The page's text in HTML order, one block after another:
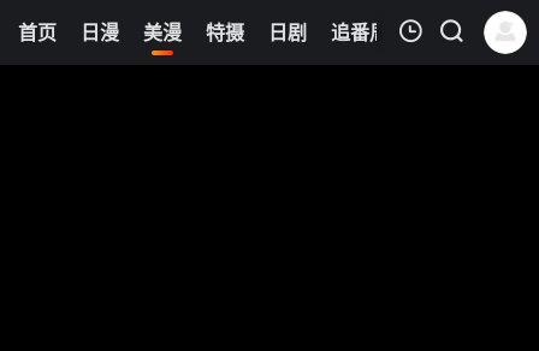
首页 日漫 美漫 特摄 日剧 追番周表 今日更新
6